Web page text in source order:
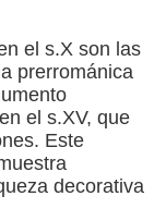
el s.X son las
prerrománica
el s.XV, que
Este
decorativa